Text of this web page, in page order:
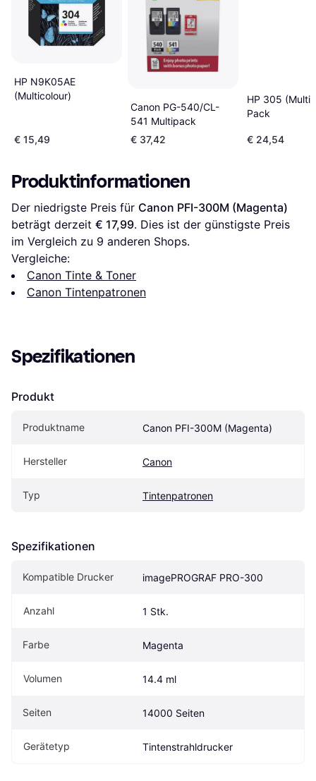
HP N9K05AE
(Multicolour)
€ 15,49
Canon PG-540/CL-
541 Multipack
€ 37,42
HP 305
Pack
€ 24,54
Produktinformationen
Der niedrigste Preis für Canon PFI-300M (Magenta)
beträgt derzeit € 17,99. Dies ist der günstigste Preis
im Vergleich zu 9 anderen Shops.
Vergleiche:
Canon Tinte & Toner
Canon Tintenpatronen
Spezifikationen
Produkt
Produktname Canon PFI-300M (Magenta)
Hersteller Canon
Typ Tintenpatronen
Spezifikationen
Kompatible Drucker imagePROGRAF PRO-300
Anzahl 1 Stk.
Farbe Magenta
Volumen 14.4 ml
Seiten 14000 Seiten
Gerätetyp Tintenstrahldrucker